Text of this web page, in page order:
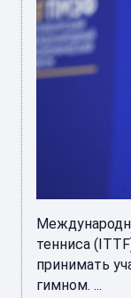
тенниса
принимать
гимном. ...